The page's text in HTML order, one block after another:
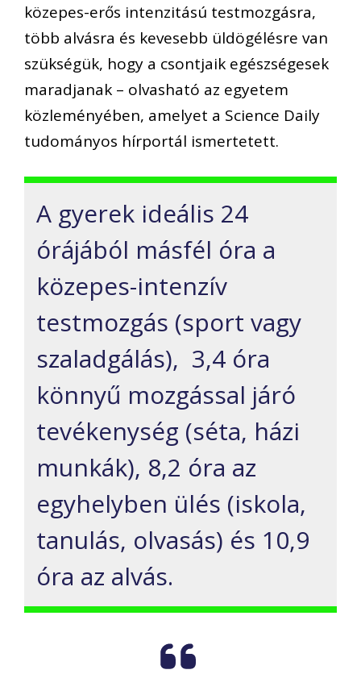
közepes-erős intenzitású testmozgásra,
több alvásra és kevesebb üldögélésre van
szükségük, hogy a csontjaik egészségesek
maradjanak – olvasható az egyetem
közleményében, amelyet a Science Daily
tudományos hírportál ismertetett.
A gyerek ideális 24
órájából másfél óra a
közepes-intenzív
testmozgás (sport vagy
szaladgálás), 3,4 óra
könnyű mozgással járó
tevékenység (séta, házi
munkák), 8,2 óra az
egyhelyben ülés (iskola,
tanulás, olvasás) és 10,9
óra az alvás.